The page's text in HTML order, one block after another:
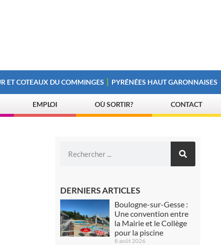
ET COTEAUX DU COMMINGES PYRÉNÉES HAUT GARONNAISES
EMPLOI OÙ SORTIR? CONTACT
DERNIERS ARTICLES
Boulogne-sur-Gesse :
Une convention entre
la Mairie et le Collège
pour la piscine
8 août 2026